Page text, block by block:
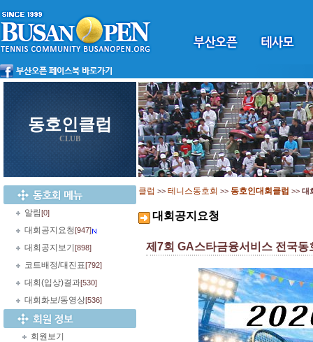
동호인클럽
CLUB
알림[0]
대회공지요청[947]
대회공지보기 [898]
코트배정/대진표[792]
대회(입상)결과[530]
대회화보/동영상[536]
회원보기
클럽 >> 테니스동호회 >> 동호인대회클럽 >> 대
대회공지요청
제7회 GA스타금융서비스 전국동